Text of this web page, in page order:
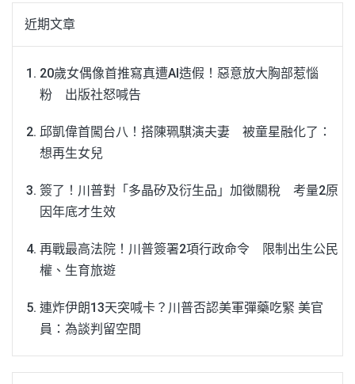
近期文章
20歲女偶像首推寫真遭AI造假！惡意放大胸部惹惱
粉 出版社怒喊告
邱凱偉首闖台八！搭陳珮騏演夫妻 被童星融化了：
想再生女兒
簽了！川普對「多晶矽及衍生品」加徵關稅 考量2原
因年底才生效
再戰最高法院！川普簽署2項行政命令 限制出生公民
權、生育旅遊
連炸伊朗13天突喊卡？川普否認美軍彈藥吃緊 美官
員：為談判留空間